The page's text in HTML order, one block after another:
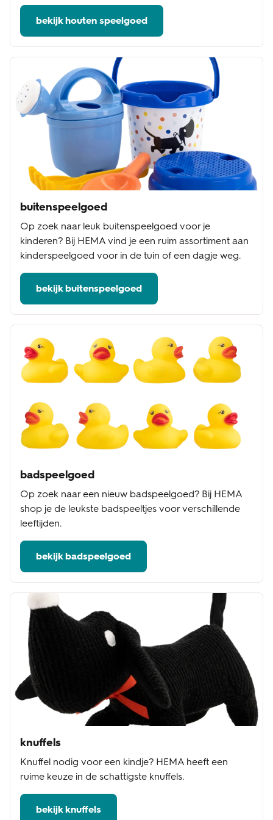
bekijk houten speelgoed
buitenspeelgoed
Op zoek naar leuk buitenspeelgoed voor je
kinderen? Bij HEMA vind je een ruim assortiment aan
kinderspeelgoed voor in de tuin of een dagje weg.
bekijk buitenspeelgoed
badspeelgoed
Op zoek naar een nieuw badspeelgoed? Bij HEMA
shop je de leukste badspeeltjes voor verschillende
leeftijden.
bekijk badspeelgoed
knuffels
Knuffel nodig voor een kindje? HEMA heeft een
ruime keuze in de schattigste knuffels.
bekijk knuffels